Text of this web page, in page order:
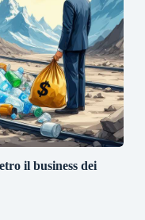
il business dei